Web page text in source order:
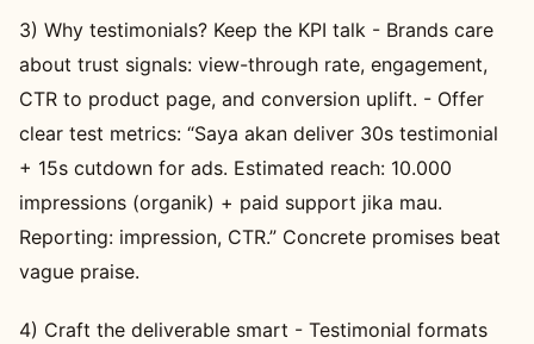
3) Why testimonials? Keep the KPI talk - Brands care
about trust signals: view-through rate, engagement,
CTR to product page, and conversion uplift. - Offer
clear test metrics: “Saya akan deliver 30s testimonial
+ 15s cutdown for ads. Estimated reach: 10.000
impressions (organik) + paid support jika mau.
Reporting: impression, CTR.” Concrete promises beat
vague praise.
4) Craft the deliverable smart - Testimonial formats